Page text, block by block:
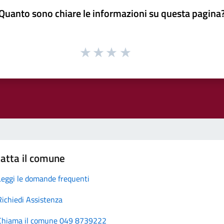
sono chiare le informazioni su questa
il comune
le domande frequenti
Assistenza
il comune 049 8739222